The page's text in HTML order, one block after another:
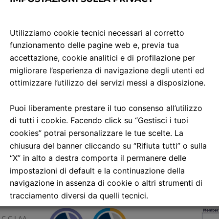
struttura organizzativa le esigneze e le aspettative
livello di risorse umane e tecniche che permetta di
pianificato in base ad indici sensibili,
tempestività e chiarezza nelle informazioni
ed impegnarsi affinchè ogni operatore
qualità qui definita, assicurando le risorse e le
degli obiettivi indicati.
Utilizziamo cookie tecnici necessari al corretto
funzionamento delle pagine web e, previa tua
accettazione, cookie analitici e di profilazione per
migliorare l’esperienza di navigazione degli utenti ed
ottimizzare l’utilizzo dei servizi messi a disposizione.
Puoi liberamente prestare il tuo consenso all’utilizzo
di tutti i cookie. Facendo click su “Gestisci i tuoi
cookies” potrai personalizzare le tue scelte. La
chiusura del banner cliccando su “Rifiuta tutti” o sulla
“X” in alto a destra comporta il permanere delle
impostazioni di default e la continuazione della
navigazione in assenza di cookie o altri strumenti di
tracciamento diversi da quelli tecnici.